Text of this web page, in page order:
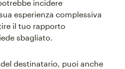
incidere
esperienza complessiva
il tuo rapporto
sbagliato.
destinatario, puoi anche